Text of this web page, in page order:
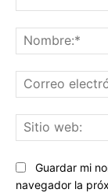
Guardar mi
navegador la